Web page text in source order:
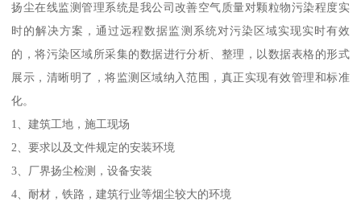
扬尘在线监测管理系统是我公司改善空气质量对颗粒物污染程度实
时的解决方案，通过远程数据监测系统对污染区域实现实时有效
的，将污染区域所采集的数据进行分析、整理，以数据表格的形式
展示，清晰明了，将监测区域纳入范围，真正实现有效管理和标准
化。
1、建筑工地，施工现场
2、要求以及文件规定的安装环境
3、厂界扬尘检测，设备安装
4、耐材，铁路，建筑行业等烟尘较大的环境